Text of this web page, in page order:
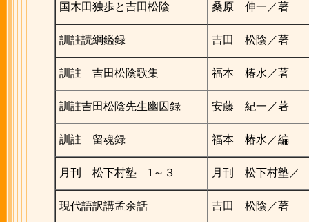
国木田独歩と吉田松陰 桑原 伸一／著
訓註読綱鑑録 吉田 松陰／著
訓註 吉田松陰歌集 福本 椿水／著
訓註吉田松陰先生幽囚録 安藤 紀一／著
訓註 留魂録 福本 椿水／編
月刊 松下村塾 1～３ 月刊 松下村塾／
現代語訳講孟余話 吉田 松陰／著